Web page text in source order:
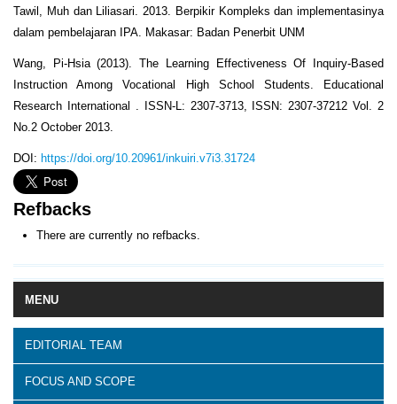
MENU
EDITORIAL TEAM
FOCUS AND SCOPE
Tawil, Muh dan Liliasari. 2013. Berpikir Kompleks dan implementasinya
dalam pembelajaran IPA. Makasar: Badan Penerbit UNM
Wang, Pi-Hsia (2013). The Learning Effectiveness Of Inquiry-Based
Instruction Among Vocational High School Students. Educational
Research International . ISSN-L: 2307-3713, ISSN: 2307-37212 Vol. 2
No.2 October 2013.
DOI: https://doi.org/10.20961/inkuiri.v7i3.31724
Refbacks
There are currently no refbacks.